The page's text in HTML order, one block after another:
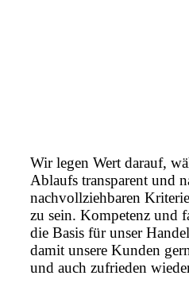
Wir legen Wert darauf,
Ablaufs transparent und
nachvollziehbaren
zu sein. Kompetenz und
die Basis für unser
damit unsere Kunden
und auch zufrieden